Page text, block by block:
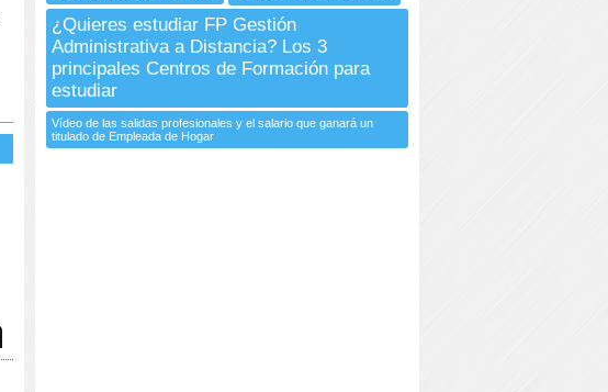
¿Quieres estudiar FP Gestión
Administrativa a Distancia? Los 3
principales Centros de Formación para
estudiar
Vídeo de las salidas profesionales y el salario que ganará un
titulado de Empleada de Hogar